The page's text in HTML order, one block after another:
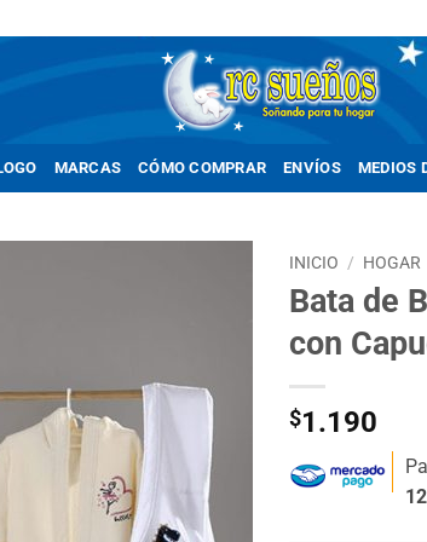
MARCAS CÓMO COMPRAR ENVÍOS MEDIOS
deseos
INICIO / HOGAR
Bata de
con
$1.190